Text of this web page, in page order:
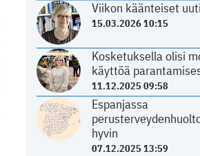
Viikon käänteiset
15.03.2026 10:15
Kosketuksella olisi
käyttöä
11.12.2025 09:58
Espanjassa
hyvin
07.12.2025 13:59